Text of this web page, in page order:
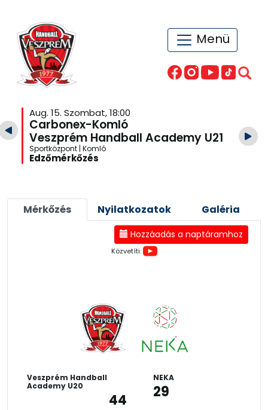
Menü
Aug. 15. Szombat, 18:00
Carbonex-Komló
Veszprém Handball Academy U21
Sportközpont | Komló
Edzőmérkőzés
Mérkőzés Nyilatkozatok Galéria
Hozzáadás a naptáramhoz
Közvetíti:
Veszprém Handball
Academy U20
44
NEKA
29